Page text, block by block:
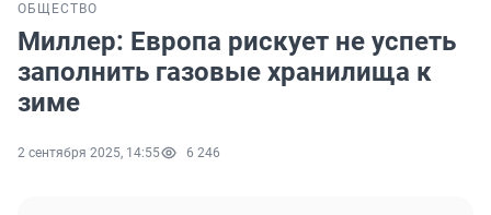
ОБЩЕСТВО
Миллер: Европа рискует не успеть
заполнить газовые хранилища к
зиме
2 сентября 2025, 14:55 6 246